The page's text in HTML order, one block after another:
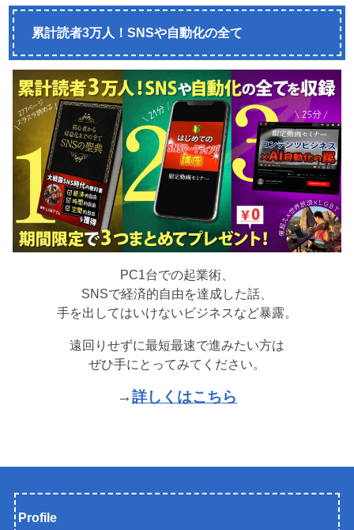
累計読者3万人！SNSや自動化の全て
PC1台での起業術、
SNSで経済的自由を達成した話、
手を出してはいけないビジネスなど暴露。
遠回りせずに最短最速で進みたい方は
ぜひ手にとってみてください。
→詳しくはこちら
Profile